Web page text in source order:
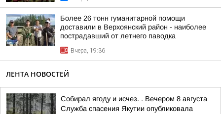
Более 26 тонн гуманитарной помощи
доставили в Верхоянский район - наиболее
пострадавший от летнего паводка
Вчера, 19:36
ЛЕНТА НОВОСТЕЙ
Собирал ягоду и исчез. . Вечером 8 августа
Служба спасения Якутии опубликовала